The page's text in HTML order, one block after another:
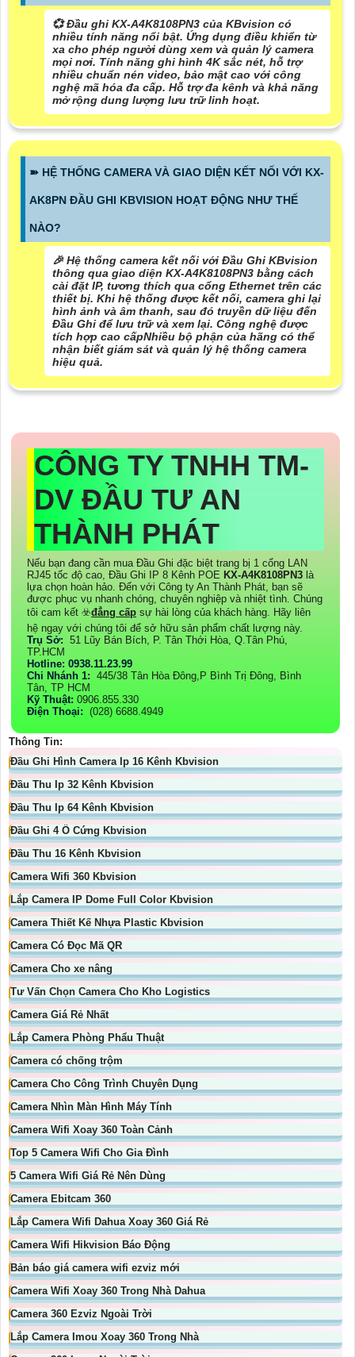
💞 Đầu ghi KX-A4K8108PN3 của KBvision có
nhiều tính năng nổi bật. Ứng dụng điều khiển từ
xa cho phép người dùng xem và quản lý camera
mọi nơi. Tính năng ghi hình 4K sắc nét, hỗ trợ
nhiều chuẩn nén video, bảo mật cao với công
nghệ mã hóa đa cấp. Hỗ trợ đa kênh và khả năng
mở rộng dung lượng lưu trữ linh hoạt.
➽ HỆ THỐNG CAMERA VÀ GIAO DIỆN KẾT NỐI VỚI KX-
AK8PN ĐẦU GHI KBVISION HOẠT ĐỘNG NHƯ THẾ
NÀO?
️🎉 Hệ thống camera kết nối với Đầu Ghi KBvision
thông qua giao diện KX-A4K8108PN3 bằng cách
cài đặt IP, tương thích qua cổng Ethernet trên các
thiết bị. Khi hệ thống được kết nối, camera ghi lại
hình ảnh và âm thanh, sau đó truyền dữ liệu đến
Đầu Ghi để lưu trữ và xem lại. Công nghệ được
tích hợp cao cấpNhiều bộ phận của hãng có thể
nhận biết giám sát và quản lý hệ thống camera
hiệu quả.
CÔNG TY TNHH TM-
DV ĐẦU TƯ AN
THÀNH PHÁT
Nếu bạn đang cần mua Đầu Ghi đặc biệt trang bị 1 cổng LAN
RJ45 tốc độ cao, Đầu Ghi IP 8 Kênh POE KX-A4K8108PN3 là
lựa chọn hoàn hảo. Đến với Công ty An Thành Phát, bạn sẽ
được phục vụ nhanh chóng, chuyên nghiệp và nhiệt tình. Chúng
tôi cam kết ☣️đẳng cấp sự hài lòng của khách hàng. Hãy liên
hệ ngay với chúng tôi để sở hữu sản phẩm chất lượng này.
Trụ Sở: 51 Lũy Bán Bích, P. Tân Thới Hòa, Q.Tân Phú,
TP.HCM
Hotline: 0938.11.23.99
Chi Nhánh 1: 445/38 Tân Hòa Đông,P Bình Trị Đông, Bình
Tân, TP HCM
Kỹ Thuật: 0906.855.330
Điện Thoại: (028) 6688.4949
Thông Tin:
Đầu Ghi Hình Camera Ip 16 Kênh Kbvision
Đầu Thu Ip 32 Kênh Kbvision
Đầu Thu Ip 64 Kênh Kbvision
Đầu Ghi 4 Ổ Cứng Kbvision
Đầu Thu 16 Kênh Kbvision
Camera Wifi 360 Kbvision
Lắp Camera IP Dome Full Color Kbvision
Camera Thiết Kế Nhựa Plastic Kbvision
Camera Có Đọc Mã QR
Camera Cho xe nâng
Tư Vấn Chọn Camera Cho Kho Logistics
Camera Giá Rẻ Nhất
Lắp Camera Phòng Phẩu Thuật
Camera có chống trộm
Camera Cho Công Trình Chuyên Dụng
Camera Nhìn Màn Hình Máy Tính
Camera Wifi Xoay 360 Toàn Cảnh
Top 5 Camera Wifi Cho Gia Đình
5 Camera Wifi Giá Rẻ Nên Dùng
Camera Ebitcam 360
Lắp Camera Wifi Dahua Xoay 360 Giá Rẻ
Camera Wifi Hikvision Báo Động
Bản báo giá camera wifi ezviz mới
Camera Wifi Xoay 360 Trong Nhà Dahua
Camera 360 Ezviz Ngoài Trời
Lắp Camera Imou Xoay 360 Trong Nhà